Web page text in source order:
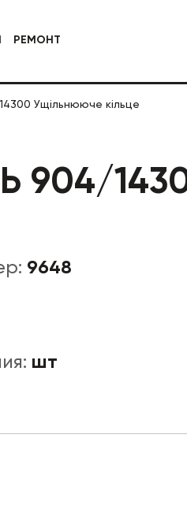
ДОРОЖНАЯ
РЕМОНТ
Ущільнююче кільце
904/
9648
шт